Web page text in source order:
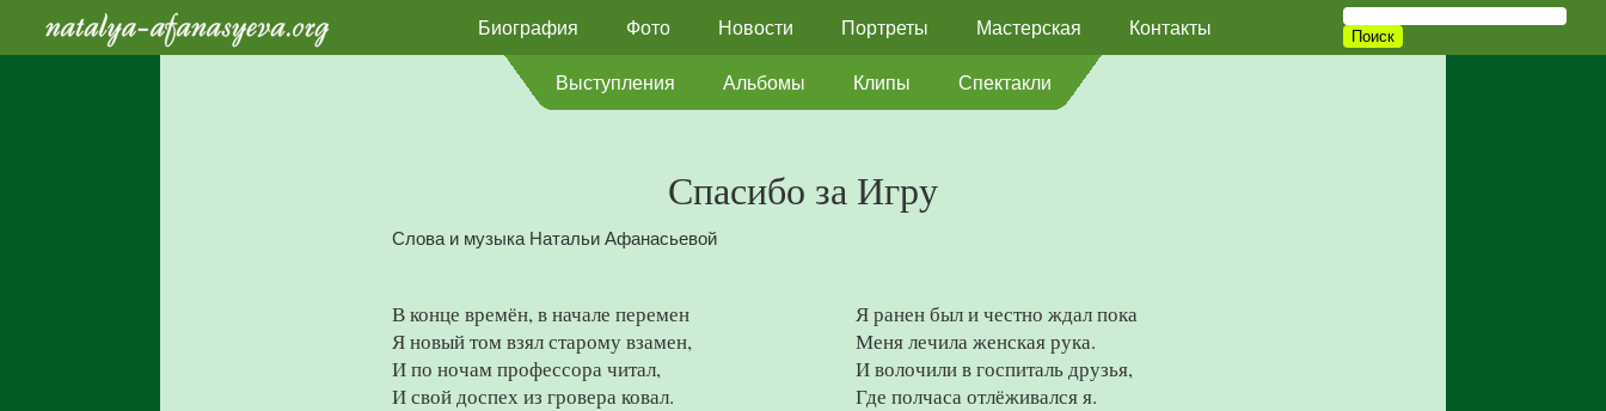
Биография Фото Новости Портреты Мастерская Контакты
Выступления Альбомы Клипы Спектакли
Спасибо за Игру
Слова и музыка Натальи Афанасьевой
В конце времён, в начале перемен
Я новый том взял старому взамен,
И по ночам профессора читал,
И свой доспех из гровера ковал.
Я ранен был и честно ждал пока
Меня лечила женская рука.
И волочили в госпиталь друзья,
Где полчаса отлёживался я.